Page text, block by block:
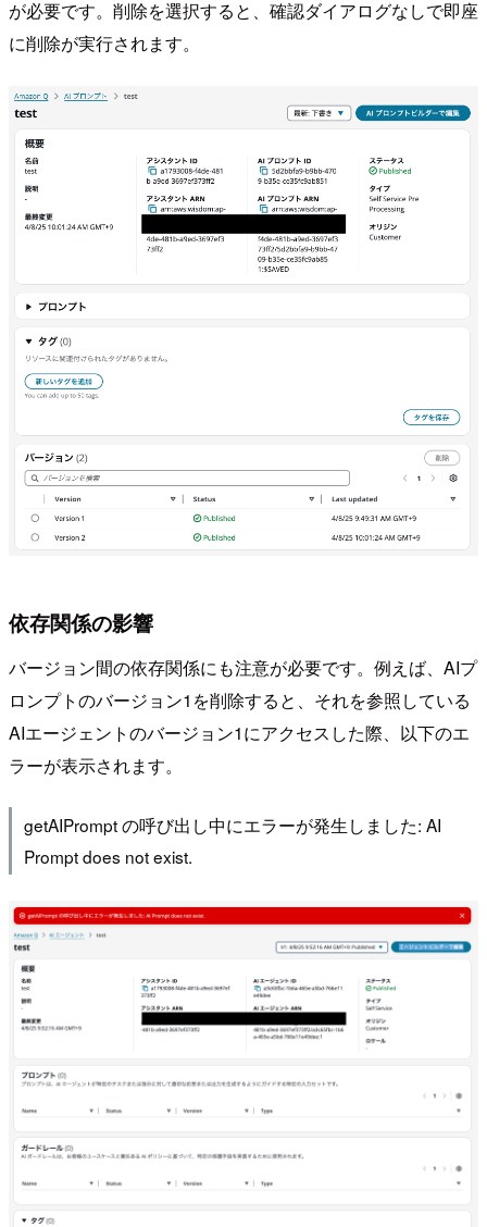
が必要です。削除を選択すると、確認ダイアログなしで即座
に削除が実行されます。
依存関係の影響
バージョン間の依存関係にも注意が必要です。例えば、AIプ
ロンプトのバージョン1を削除すると、それを参照している
AIエージェントのバージョン1にアクセスした際、以下のエ
ラーが表示されます。
getAIPrompt の呼び出し中にエラーが発生しました: AI
Prompt does not exist.